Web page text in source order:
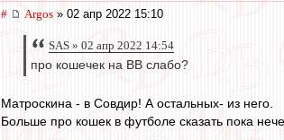
# Argos » 02 апр 2022 15:10
SAS » 02 апр 2022 14:54
про кошечек на ВВ слабо?
Матроскина - в Совдир! А остальных- из него.
Больше про кошек в футболе сказать пока